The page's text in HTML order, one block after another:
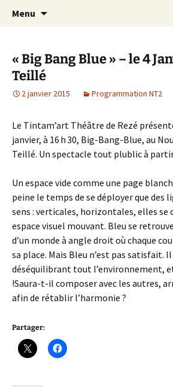
New Rancard
Association d’éducation
Menu
« Big Bang Blue » – le 4
Teillé
2 janvier 2015 Programmation NT2
Le Tintam’art Théâtre de Rezé
janvier, à 16 h 30, Big-Bang-Blue, au
Teillé. Un spectacle tout plublic à partir
Un espace vide comme une page
peine le temps de se déployer que des
sens : verticales, horizontales, elles se
espace visuel mouvant. Bleu se
d’un monde à angle droit où chaque
sa place. Mais Bleu n’est pas satisfait.
déséquilibrant tout l’environnement,
!Saura-t-il composer avec les autres,
afin de rétablir l’harmonie ?
Partager: